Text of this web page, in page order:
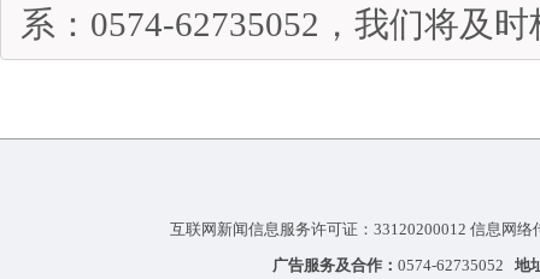
系：0574-62735052，我们将及
互联网新闻信息服务许可证：33120200012 信息网
广告服务及合作： 0574-62735052 地